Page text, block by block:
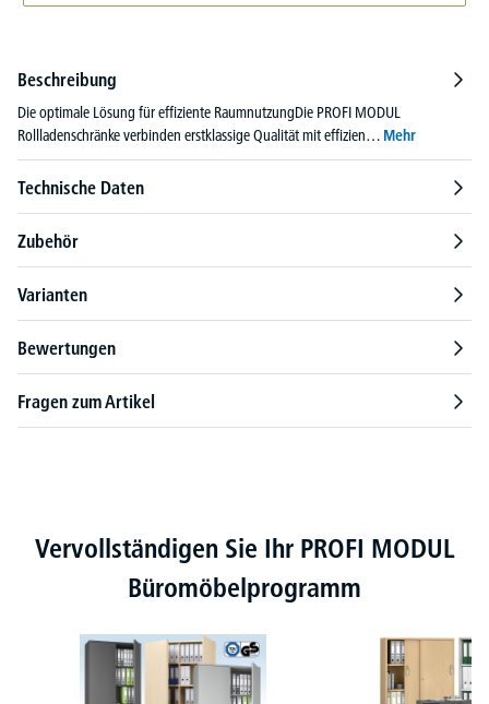
Beschreibung
Die optimale Lösung für effiziente RaumnutzungDie PROFI MODUL
Rollladenschränke verbinden erstklassige Qualität mit effizien… Mehr
Technische Daten
Zubehör
Varianten
Bewertungen
Fragen zum Artikel
Produktgalerie überspringen
Vervollständigen Sie Ihr PROFI MODUL
Büromöbelprogramm